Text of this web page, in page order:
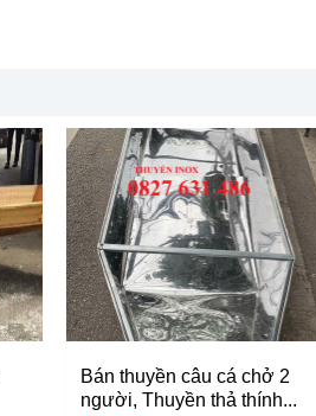
Bán thuyền câu cá chở 2
người, Thuyền thả thính...